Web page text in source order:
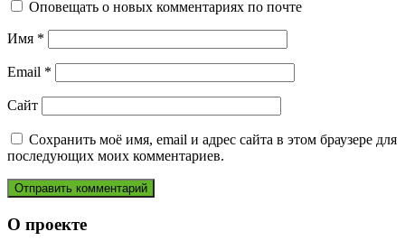
Оповещать о новых комментариях по почте
Имя *
Email *
Сайт
Сохранить моё имя, email и адрес сайта в этом браузере для
последующих моих комментариев.
О проекте